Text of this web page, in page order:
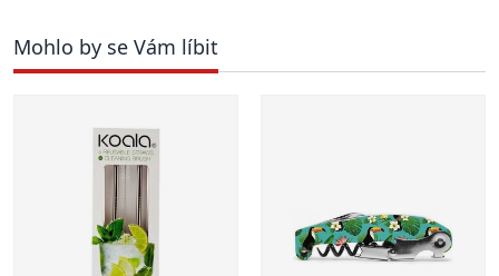
Mohlo by se Vám líbit